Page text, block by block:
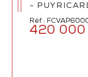
-
Réf :
420 000